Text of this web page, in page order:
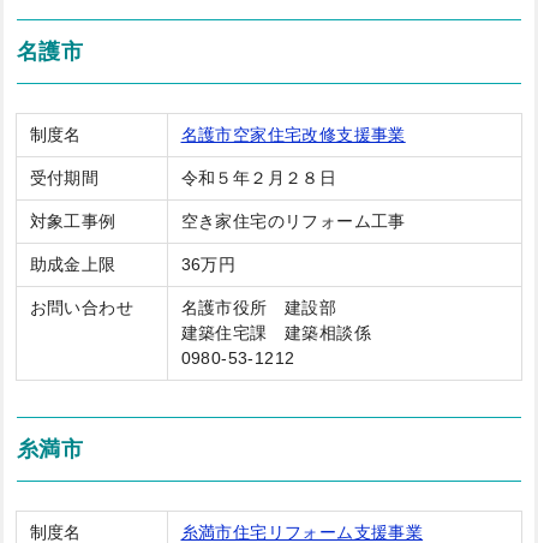
名護市
制度名 名護市空家住宅改修支援事業
受付期間 令和５年２月２８日
対象工事例 空き家住宅のリフォーム工事
助成金上限 36万円
お問い合わせ
名護市役所 建設部
建築住宅課 建築相談係
0980-53-1212
糸満市
制度名 糸満市住宅リフォーム支援事業